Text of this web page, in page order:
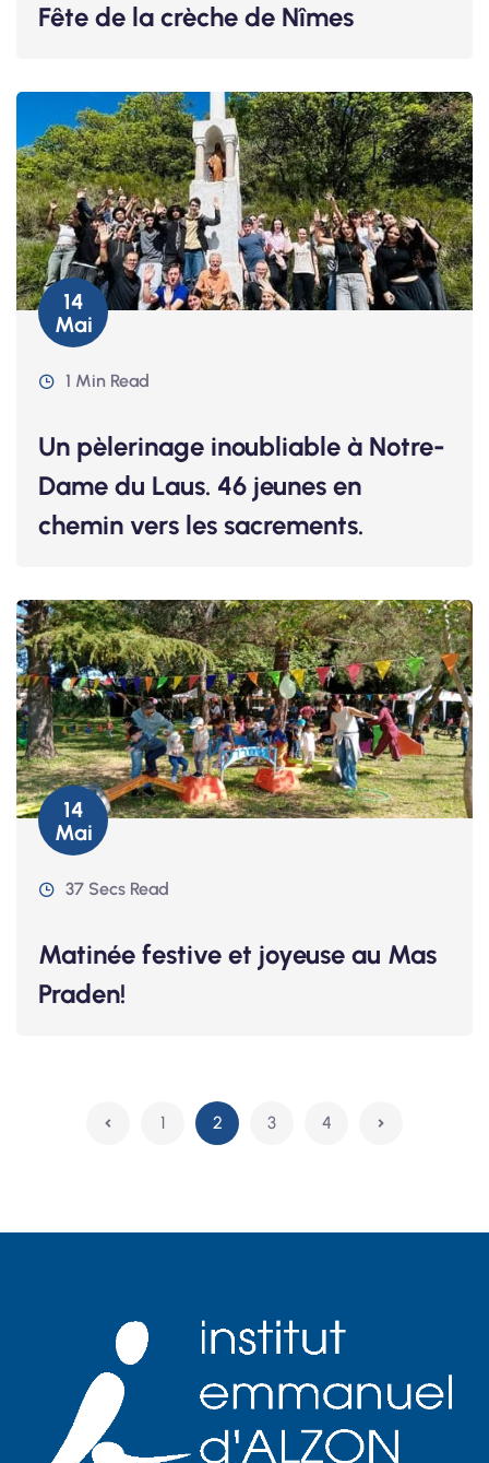
Fête de la crèche de Nîmes
14
Mai
1 Min Read
Un pèlerinage inoubliable à Notre-
Dame du Laus. 46 jeunes en
chemin vers les sacrements.
14
Mai
37 Secs Read
Matinée festive et joyeuse au Mas
Praden!
1 2 3 4